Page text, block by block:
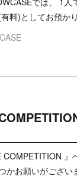
料)としてお預か
』
かお願いがござい